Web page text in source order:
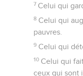
7 Celui qui
8 Celui qui
pauvres.
9 Celui qui
10 Celui qui
ceux qui sont